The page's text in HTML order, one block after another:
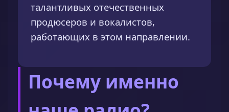
талантливых отечественных
продюсеров и вокалистов,
работающих в этом направлении.
Почему именно